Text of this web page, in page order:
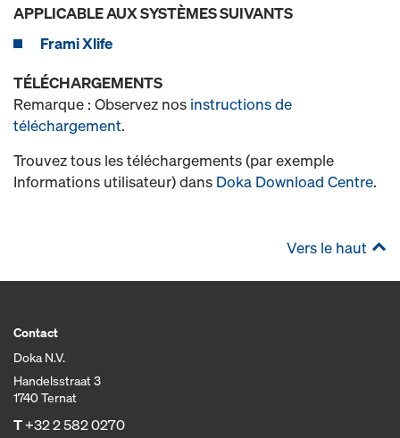
APPLICABLE AUX SYSTÈMES SUIVANTS
Frami Xlife
TÉLÉCHARGEMENTS
Remarque : Observez nos instructions de
téléchargement.
Trouvez tous les téléchargements (par exemple
Informations utilisateur) dans Doka Download Centre.
Vers le haut
Contact
Doka N.V.
Handelsstraat 3
1740 Ternat
T+32 2 582 0270